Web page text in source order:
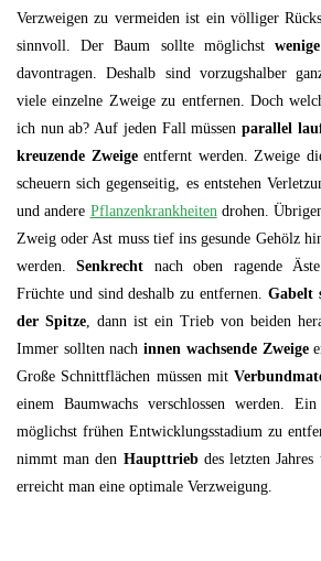
Verzweigen zu vermeiden ist ein völliger
sinnvoll. Der Baum sollte möglichst
davontragen. Deshalb sind vorzugshalber
viele einzelne Zweige zu entfernen. Doch
ich nun ab? Auf jeden Fall müssen parallel
kreuzende Zweigeentfernt werden. Zweige
scheuern sich gegenseitig, es entstehen
und andere Pflanzenkrankheitendrohen.
Zweig oder Ast muss tief ins gesunde Gehölz
werden.Senkrecht nach oben ragende
Früchte und sind deshalb zu entfernen. Gabelt
der Spitze, dann ist ein Trieb von beiden
Immer sollten nachinnen wachsende Zweige
Große Schnittflächen müssen mit
einem Baumwachs verschlossen werden.
möglichst frühen Entwicklungsstadium zu
nimmt man den Haupttrieb des letzten
erreicht man eine optimale Verzweigung.